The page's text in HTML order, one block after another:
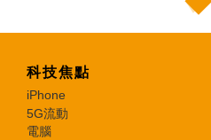
科技焦點
iPhone
5G流動
電腦